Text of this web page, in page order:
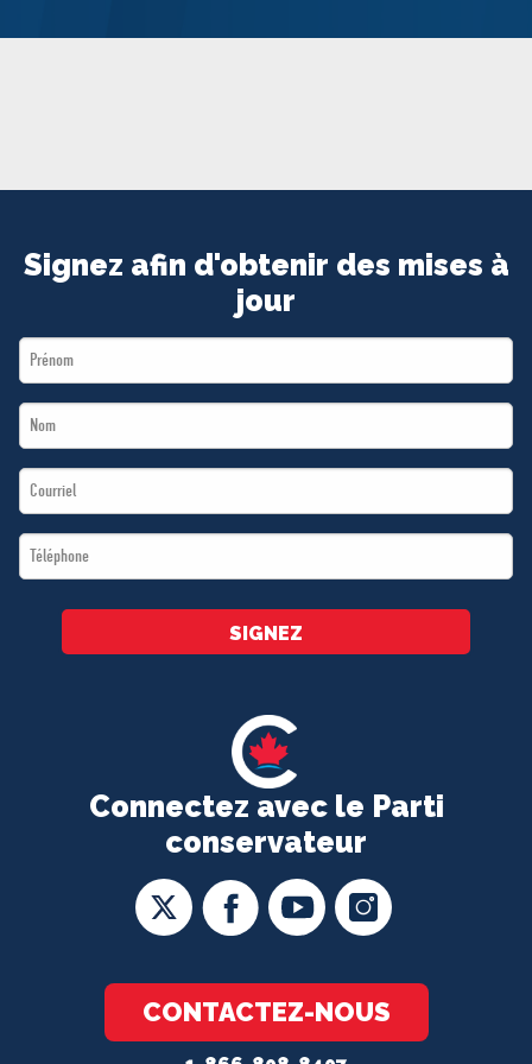
Connectez avec le Parti
conservateur
CONTACTEZ-NOUS
Signez afin d'obtenir des mises à
jour
First
Name
Last
Name
Email
*
Téléphone
*
SIGNEZ